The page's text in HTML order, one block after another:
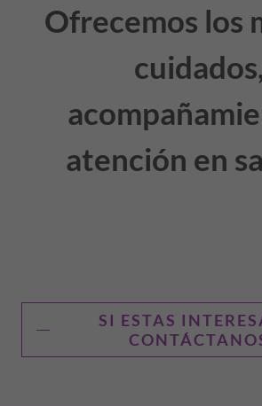
Ofrecemos los
atención en
SI ESTAS